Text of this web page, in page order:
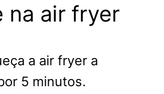
na air fryer
a air fryer a
5 minutos.